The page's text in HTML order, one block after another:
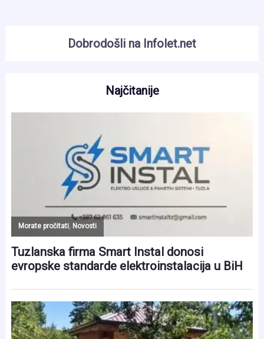
Dobrodošli na Infolet.net
Najčitanije